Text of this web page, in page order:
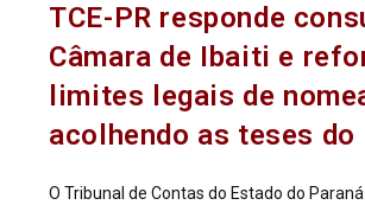
TCE-PR responde
Câmara de Ibaiti e
limites legais de
acolhendo as teses do
O Tribunal de Contas do Estado do